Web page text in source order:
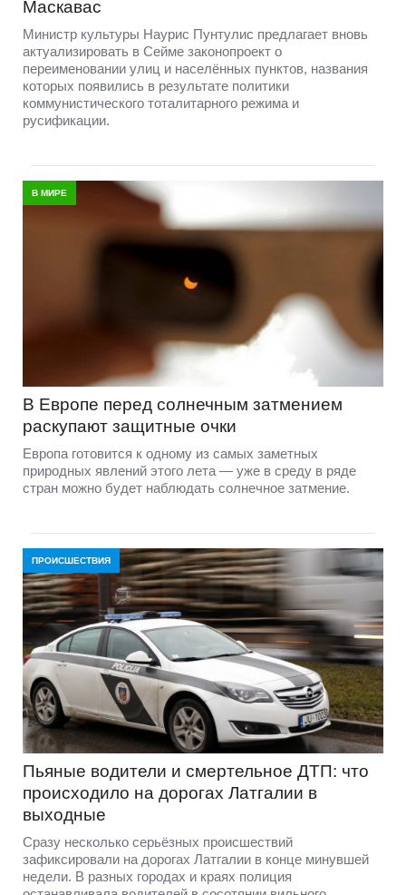
Маскавас
Министр культуры Наурис Пунтулис предлагает вновь
актуализировать в Сейме законопроект о
переименовании улиц и населённых пунктов, названия
которых появились в результате политики
коммунистического тоталитарного режима и
русификации.
В МИРЕ
В Европе перед солнечным затмением
раскупают защитные очки
Европа готовится к одному из самых заметных
природных явлений этого лета — уже в среду в ряде
стран можно будет наблюдать солнечное затмение.
ПРОИСШЕСТВИЯ
Пьяные водители и смертельное ДТП: что
происходило на дорогах Латгалии в
выходные
Сразу несколько серьёзных происшествий
зафиксировали на дорогах Латгалии в конце минувшей
недели. В разных городах и краях полиция